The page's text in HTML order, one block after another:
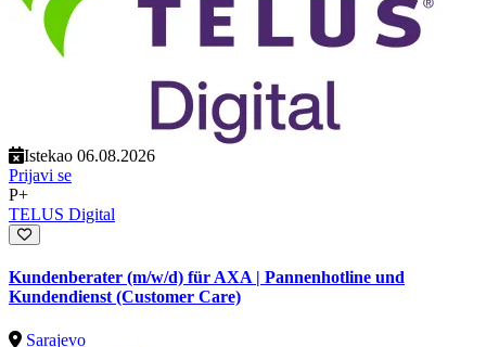
Istekao 06.08.2026
Prijavi se
P+
TELUS Digital
Kundenberater (m/w/d) für AXA | Pannenhotline und
Kundendienst (Customer Care)
Sarajevo